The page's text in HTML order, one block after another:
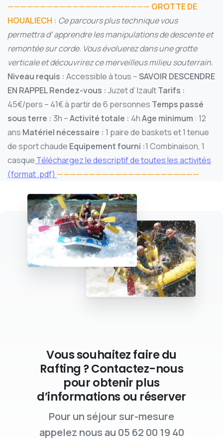
—————————————————————— GROTTE DE
HOUALIECH : Ce parcours plus technique vous
permettra d’ apprendre les manipulations de descente et
remontée sur corde. Vous évoluerez dans une grotte
verticale et découvrirez ce merveilleus milieu souterrain.
Niveau requis : Accessible à tous –SAVOIR DESCENDRE
EN RAPPELRendez-vous : Juzet d’ IzaultTarifs :
45€/pers – 41€ à partir de 6 personnes Temps passé
sous terre : 3h –Activité totale : 4hAge minimum : 12
ans Matériel nécessaire : 1 paire de baskets et 1 tenue
de sport chaude Equipement fourni :1 Combinaison, 1
casque Téléchargez le descriptif de toutes les activités
(format .pdf) ——————————————————————
Vous souhaitez faire du
Rafting ? Contactez-nous
pour obtenir plus
d’informations ou réserver
Pour un séjour sur-mesure
appelez nous au 05 62 00 19 40